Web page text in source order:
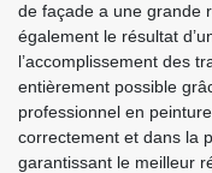
de façade a une grande
également le résultat
l’accomplissement des
entièrement possible
professionnel en
correctement et dans la
garantissant le meilleur